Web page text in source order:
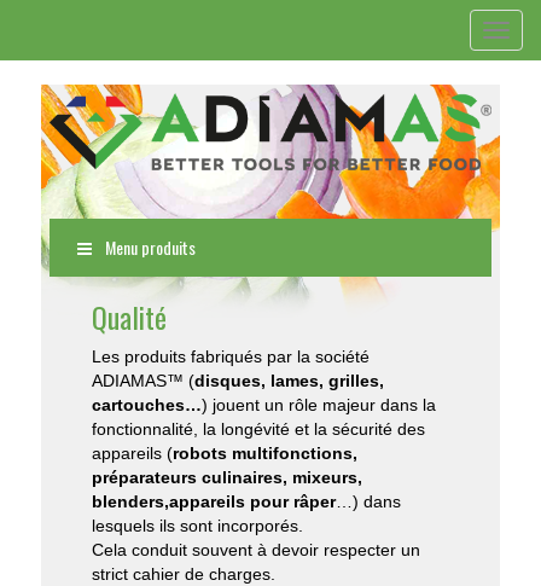
Menu produits
Qualité
Les produits fabriqués par la société
ADIAMAS™ (disques, lames, grilles,
cartouches…) jouent un rôle majeur dans la
fonctionnalité, la longévité et la sécurité des
appareils (robots multifonctions,
préparateurs culinaires, mixeurs,
blenders,appareils pour râper…) dans
lesquels ils sont incorporés.
Cela conduit souvent à devoir respecter un
strict cahier de charges.